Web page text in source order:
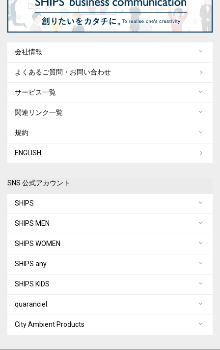
会社情報
よくあるご質問・お問い合わせ
サービス一覧
関連リンク一覧
規約
ENGLISH
SNS 公式アカウント
SHIPS
SHIPS MEN
SHIPS WOMEN
SHIPS any
SHIPS KIDS
quaranciel
City Ambient Products